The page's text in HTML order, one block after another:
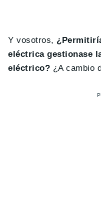
Y vosotros,
eléctrica gestionase
eléctrico? ¿A cambio